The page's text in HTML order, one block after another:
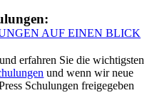
AUF EINEN BLICK
erfahren Sie die wichtigsten
und wenn wir neue
Schulungen freigegeben